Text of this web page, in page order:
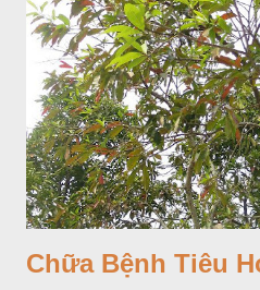
hoa; trồng một lần thu hoạch 10
Chữa Bệnh Tiêu